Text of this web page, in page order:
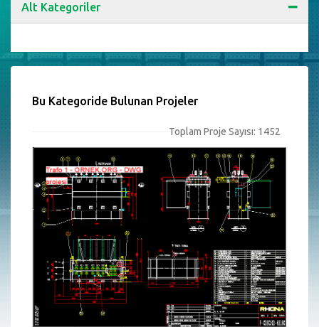
Alt Kategoriler
Bu Kategoride Bulunan Projeler
Toplam Proje Sayısı: 1452